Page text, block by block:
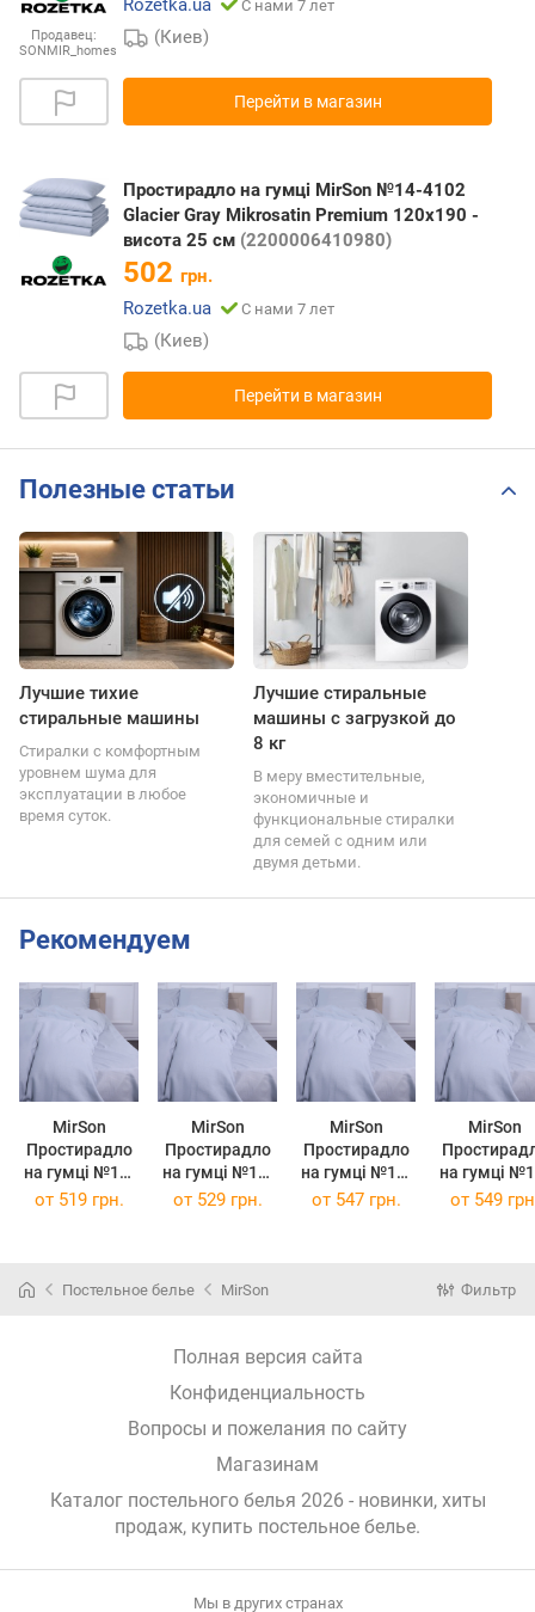
Продавец:
SONMIR_homes
Rozetka.ua
С нами 7 лет
(Киев)
Перейти в магазин
Простирадло на гумці MirSon №14-4102
Glacier Gray Mikrosatin Premium 120x190 -
висота 25 см (2200006410980)
502 грн.
Rozetka.ua
С нами 7 лет
(Киев)
Перейти в магазин
Полезные статьи
Лучшие тихие
стиральные машины
Стиралки с комфортным
уровнем шума для
эксплуатации в любое
время суток.
Лучшие стиральные
машины с загрузкой до
8 кг
В меру вместительные,
экономичные и
функциональные стиралки
для семей с одним или
двумя детьми.
Рекомендуем
MirSon
Простирадло
на гумці №14-
4102 Glacier
200 см
MirSon
Простирадло
на гумці №14-
4102 Glacier
190 см
MirSon
Простирадло
на гумці №14-
4102 Glacier
MirSon
на гумці №14-
4102
190 см
от 519 грн. от 529 грн. от 547 грн. от 549
Постельное белье MirSon Фильтр
Полная версия сайта
Конфиденциальность
Вопросы и пожелания по сайту
Магазинам
Каталог постельного белья 2026 - новинки, хиты
продаж, купить постельное белье.
Мы в других странах